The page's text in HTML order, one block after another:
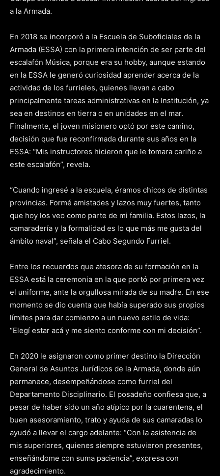
a la Armada.
En 2018 se incorporó a la Escuela de Suboficiales de la
Armada (ESSA) con la primera intención de ser parte del
escalafón Música, porque era su hobby, aunque estando
en la ESSA le generó curiosidad aprender acerca de la
actividad de los furrieles, quienes llevan a cabo
principalmente tareas administrativas en la Institución, ya
sea en destinos en tierra o en unidades en el mar.
Finalmente, el joven misionero optó por este camino,
decisión que fue reconfirmada durante sus años en la
ESSA: “Mis instructores hicieron que le tomara cariño a
este escalafón”, revela.
“Cuando ingresé a la escuela, éramos chicos de distintas
provincias. Formé amistades y lazos muy fuertes, tanto
que hoy los veo como parte de mi familia. Estos lazos, la
camaradería y la formalidad es lo que más me gusta del
ámbito naval”, señala el Cabo Segundo Furriel.
Entre los recuerdos que atesora de su formación en la
ESSA está la ceremonia en la que portó por primera vez
el uniforme, ante la orgullosa mirada de su madre. En ese
momento se dio cuenta que había superado sus propios
límites para dar comienzo a un nuevo estilo de vida:
“Elegí estar acá y me siento conforme con mi decisión”.
En 2020 le asignaron como primer destino la Dirección
General de Asuntos Jurídicos de la Armada, donde aún
permanece, desempeñándose como furriel del
Departamento Disciplinario. El posadeño confiesa que, a
pesar de haber sido un año atípico por la cuarentena, el
buen asesoramiento, trato y ayuda de sus camaradas lo
ayudó a llevar el cargo adelante: “Con la asistencia de
mis superiores, quienes siempre estuvieron presentes,
enseñándome con suma paciencia”, expresa con
agradecimiento.